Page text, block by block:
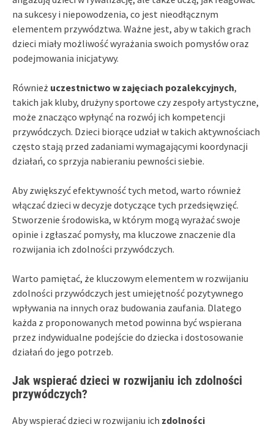
na sukcesy i niepowodzenia, co jest nieodłącznym
elementem przywództwa. Ważne jest, aby w takich grach
dzieci miały możliwość wyrażania swoich pomysłów oraz
podejmowania inicjatywy.
Również uczestnictwo w zajęciach pozalekcyjnych,
takich jak kluby, drużyny sportowe czy zespoły artystyczne,
może znacząco wpłynąć na rozwój ich kompetencji
przywódczych. Dzieci biorące udział w takich aktywnościach
często stają przed zadaniami wymagającymi koordynacji
działań, co sprzyja nabieraniu pewności siebie.
Aby zwiększyć efektywność tych metod, warto również
włączać dzieci w decyzje dotyczące tych przedsięwzięć.
Stworzenie środowiska, w którym mogą wyrażać swoje
opinie i zgłaszać pomysły, ma kluczowe znaczenie dla
rozwijania ich zdolności przywódczych.
Warto pamiętać, że kluczowym elementem w rozwijaniu
zdolności przywódczych jest umiejętność pozytywnego
wpływania na innych oraz budowania zaufania. Dlatego
każda z proponowanych metod powinna być wspierana
przez indywidualne podejście do dziecka i dostosowanie
działań do jego potrzeb.
Jak wspierać dzieci w rozwijaniu ich zdolności
przywódczych?
Aby wspierać dzieci w rozwijaniu ich zdolności